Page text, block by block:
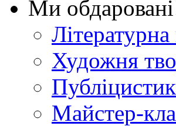
Ми
Художня
Майстер-